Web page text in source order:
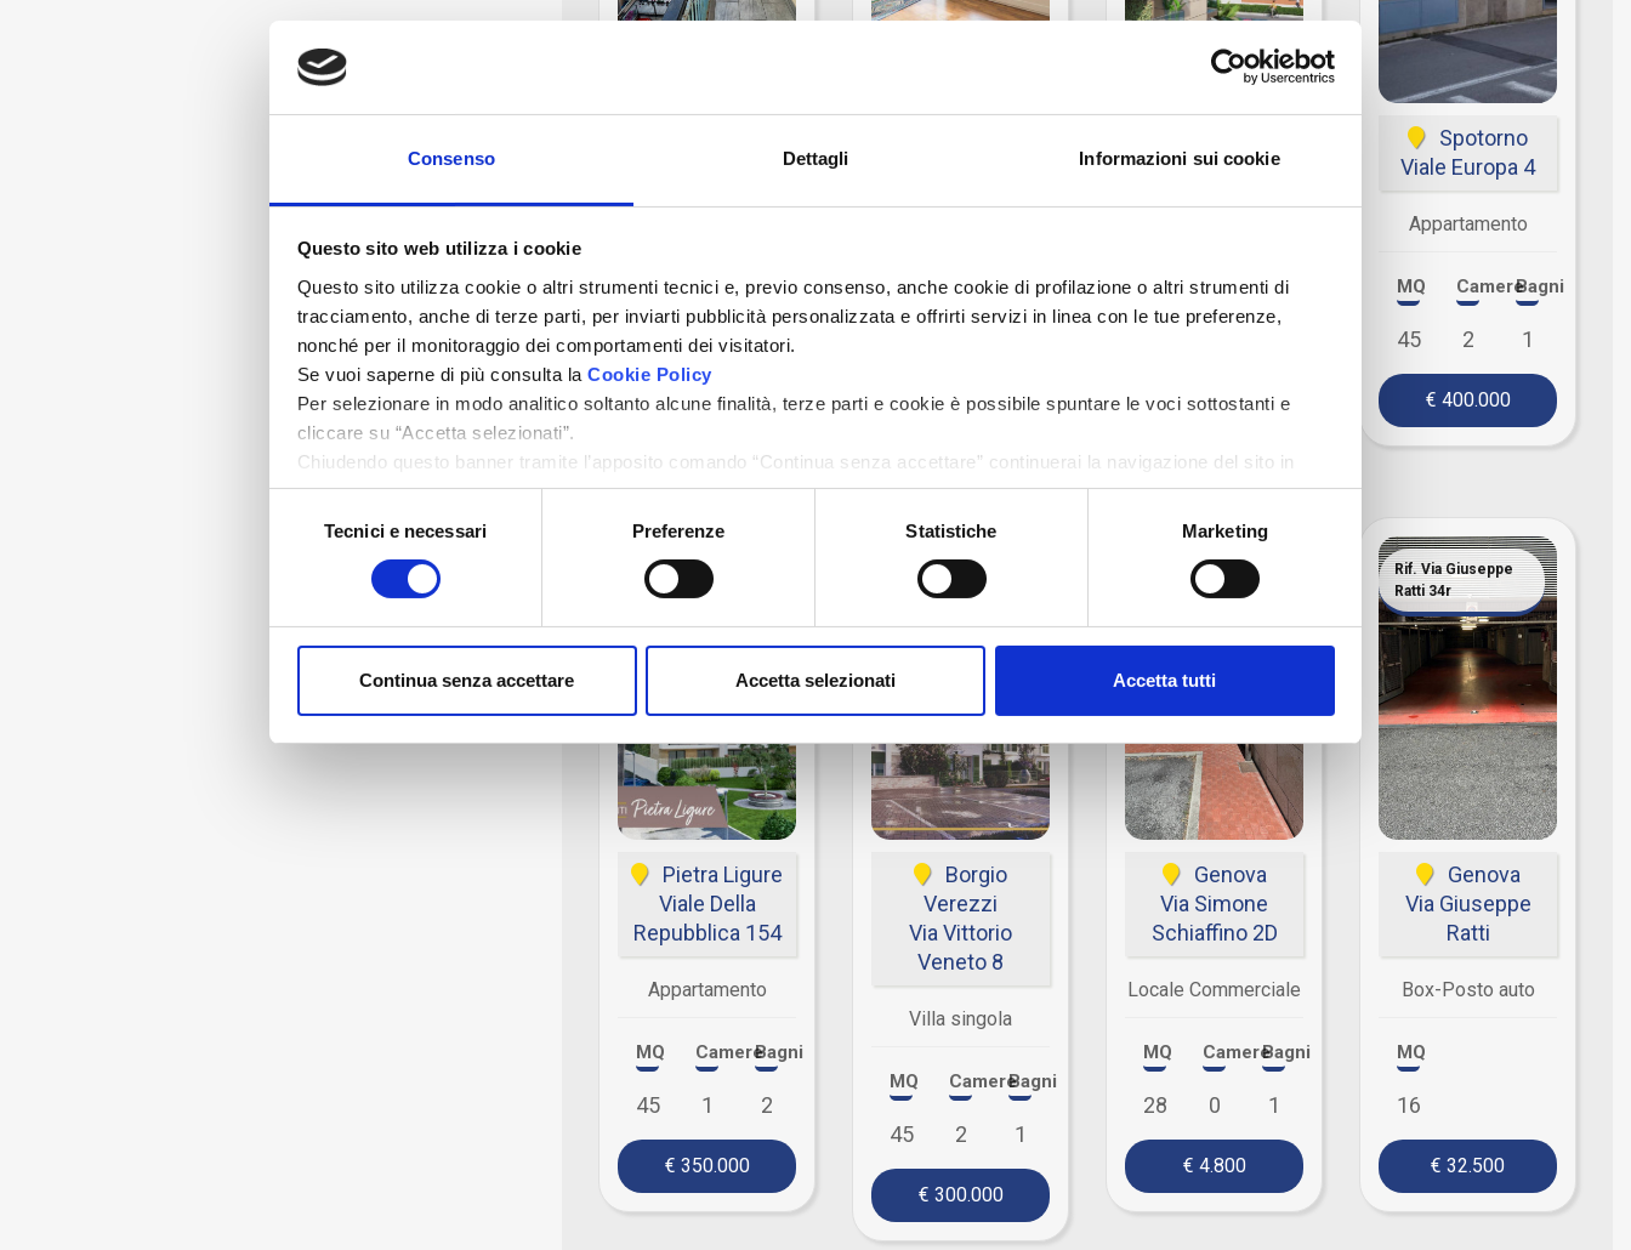
Consenso Dettagli Informazioni sui cookie
Questo sito web utilizza i cookie
Questo sito utilizza cookie o altri strumenti tecnici e, previo consenso, anche cookie di profilazione o altri strumenti di
tracciamento, anche di terze parti, per inviarti pubblicità personalizzata e offrirti servizi in linea con le tue preferenze,
nonché per il monitoraggio dei comportamenti dei visitatori.
Se vuoi saperne di più consulta la Cookie Policy
Per selezionare in modo analitico soltanto alcune finalità, terze parti e cookie è possibile spuntare le voci sottostanti e
cliccare su “Accetta selezionati”.
Chiudendo questo banner tramite l’apposito comando “Continua senza accettare” continuerai la navigazione del sito in
assenza di cookie o altri strumenti di tracciamento diversi da quelli tecnici.
Tecnici e necessari Preferenze Statistiche Marketing
Continua senza accettare Accetta selezionati Accetta tutti
Appartamento
MQ
66
Camere
2
Bagni
1
€ 40.000
MQ CamereBagni
€ 2.200
Via Sant'Andrea
MQ CamereBagni
Spotorno
Viale Europa 4
Appartamento
MQ
45
Camere
2
Bagni
1
€ 400.000
Rif. Pietra Ligure
miro
Pietra Ligure
Viale Della
Repubblica 154
Appartamento
MQ
45
Camere
1
Bagni
2
€ 350.000
Rif. Villa Quies
Borgio Verezzi.
Borgio
Verezzi
Via Vittorio
Veneto 8
Villa singola
MQ
45
Camere
2
Bagni
1
€ 300.000
Rif. Via Simone
Schiaffino.
Genova
Via Simone
Schiaffino 2D
Locale Commerciale
MQ
28
Camere
0
Bagni
1
€ 4.800
Rif. Via Giuseppe
Ratti 34r
Genova
Via Giuseppe
Ratti
Box-Posto auto
MQ
16
€ 32.500